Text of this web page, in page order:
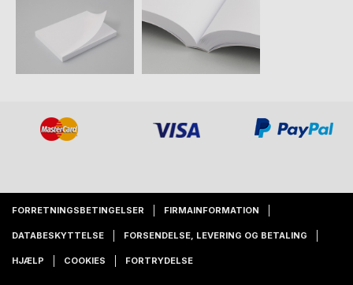
FORRETNINGSBETINGELSER FIRMAINFORMATION
DATABESKYTTELSE FORSENDELSE, LEVERING OG BETALING
HJÆLP COOKIES FORTRYDELSE